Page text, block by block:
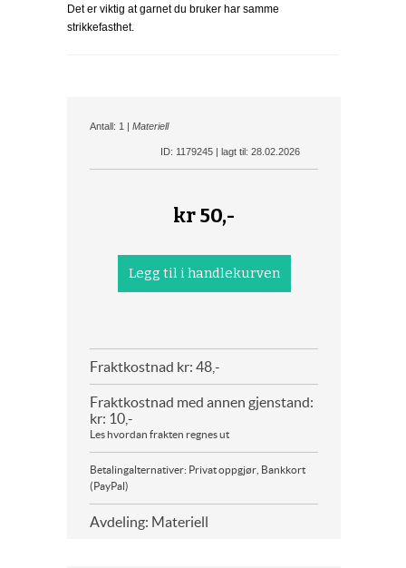
Det er viktig at garnet du bruker har samme
strikkefasthet.
Antall: 1 | Materiell
ID: 1179245 | lagt til: 28.02.2026
kr50,-
Fraktkostnad kr: 48,-
Fraktkostnad med annen gjenstand:
kr: 10,-
Les hvordan frakten regnes ut
Betalingalternativer: Privat oppgjør, Bankkort
(PayPal)
Avdeling: Materiell